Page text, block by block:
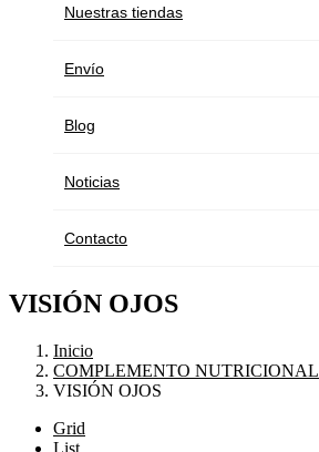
Nuestras tiendas
Envío
Blog
Noticias
Contacto
VISIÓN OJOS
Inicio
COMPLEMENTO NUTRICIONAL
VISIÓN OJOS
Grid
List